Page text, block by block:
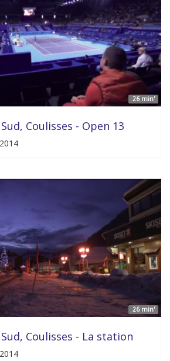
26 min'
Coulisses - Open 13
26 min'
Coulisses - La station